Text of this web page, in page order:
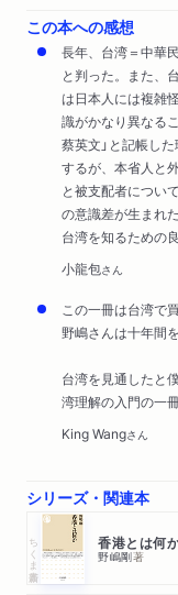
この本への感想
長年、台湾＝中華
と判った。また、
は日本人には複雑
識がかなり異なる
蔡英文」と記帳し
するが、本省人と
と被支配者につい
の意識差が生まれ
台湾を知るための
小龍包さん
この一冊は台湾で
野嶋さんは十年間
台湾を見通したと
湾理解の入門の一
King Wangさん
シリーズ・関連本
ちくま新書 香港とは何
野嶋剛著